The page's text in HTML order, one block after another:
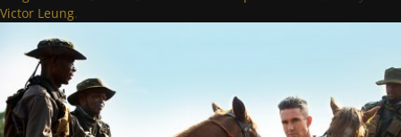
Victor Leung.